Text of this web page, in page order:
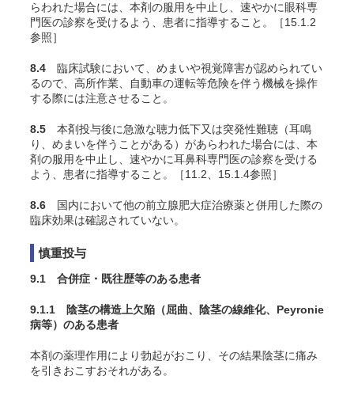
らわれた場合には、本剤の服用を中止し、速やかに眼科専
門医の診察を受けるよう、患者に指導すること。［15.1.2
参照］
8.4 臨床試験において、めまいや視覚障害が認められてい
るので、高所作業、自動車の運転等危険を伴う機械を操作
する際には注意させること。
8.5 本剤投与後に急激な聴力低下又は突発性難聴（耳鳴
り、めまいを伴うことがある）があらわれた場合には、本
剤の服用を中止し、速やかに耳鼻科専門医の診察を受ける
よう、患者に指導すること。［11.2、15.1.4参照］
8.6 国内において他の前立腺肥大症治療薬と併用した際の
臨床効果は確認されていない。
慎重投与
9.1 合併症・既往歴等のある患者
9.1.1 陰茎の構造上欠陥（屈曲、陰茎の線維化、Peyronie
病等）のある患者
本剤の薬理作用により勃起がおこり、その結果陰茎に痛み
を引きおこすおそれがある。